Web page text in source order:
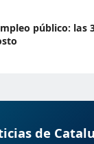
público: las
de